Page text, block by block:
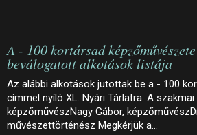
A - 100 kortársad
beválogatott alkotások listája
Az alábbi alkotások jutottak be a - 100
címmel nyíló XL. Nyári Tárlatra. A
képzőművészNagy Gábor,
művészettörténész Megkérjük a…